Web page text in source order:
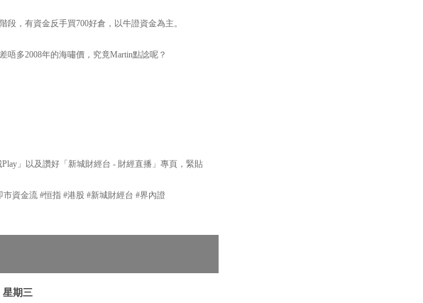
，有資金反手買700好倉，以牛證資金為主。
唔多2008年的海嘯價，究竟Martin點諗呢？
」以及讚好「新城財經台 - 財經直播」專頁，緊貼
資金流 #恒指 #港股 #新城財經台 #界內證
星期三